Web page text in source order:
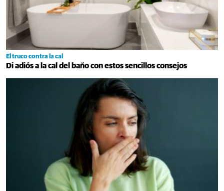
El truco contra la cal
Di adiós a la cal del baño con estos sencillos consejos